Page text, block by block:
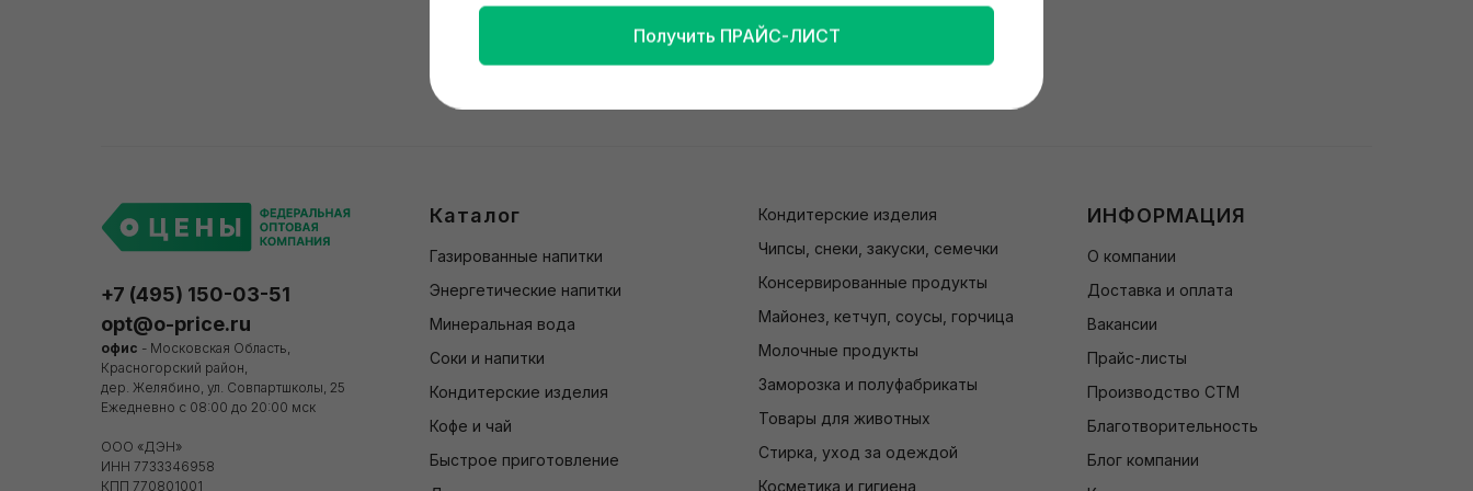
Получить ПРАЙС-ЛИСТ
+7 (495) 150-03-51
opt@o-price.ru
офис - Московская Область,
Красногорский район,
дер. Желябино, ул. Совпартшколы, 25
Ежедневно с 08:00 до 20:00 мск
ООО «ДЭН»
ИНН 7733346958
КПП 770801001
Каталог
Газированные напитки
Энергетические напитки
Минеральная вода
Соки и напитки
Кондитерские изделия
Кофе и чай
Быстрое приготовление
Кондитерские изделия
Чипсы, снеки, закуски, семечки
Консервированные продукты
Майонез, кетчуп, соусы, горчица
Молочные продукты
Заморозка и полуфабрикаты
Товары для животных
Стирка, уход за одеждой
Косметика и гигиена
ИНФОРМАЦИЯ
О компании
Доставка и оплата
Вакансии
Прайс-листы
Производство СТМ
Благотворительность
Блог компании